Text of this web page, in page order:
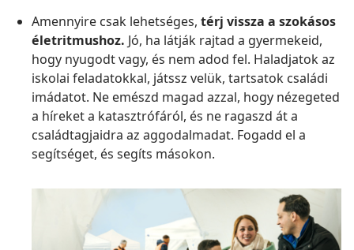
Amennyire csak lehetséges, térj vissza a szokásos
életritmushoz. Jó, ha látják rajtad a gyermekeid,
hogy nyugodt vagy, és nem adod fel. Haladjatok az
iskolai feladatokkal, játssz velük, tartsatok családi
imádatot. Ne emészd magad azzal, hogy nézegeted
a híreket a katasztrófáról, és ne ragaszd át a
családtagjaidra az aggodalmadat. Fogadd el a
segítséget, és segíts másokon.